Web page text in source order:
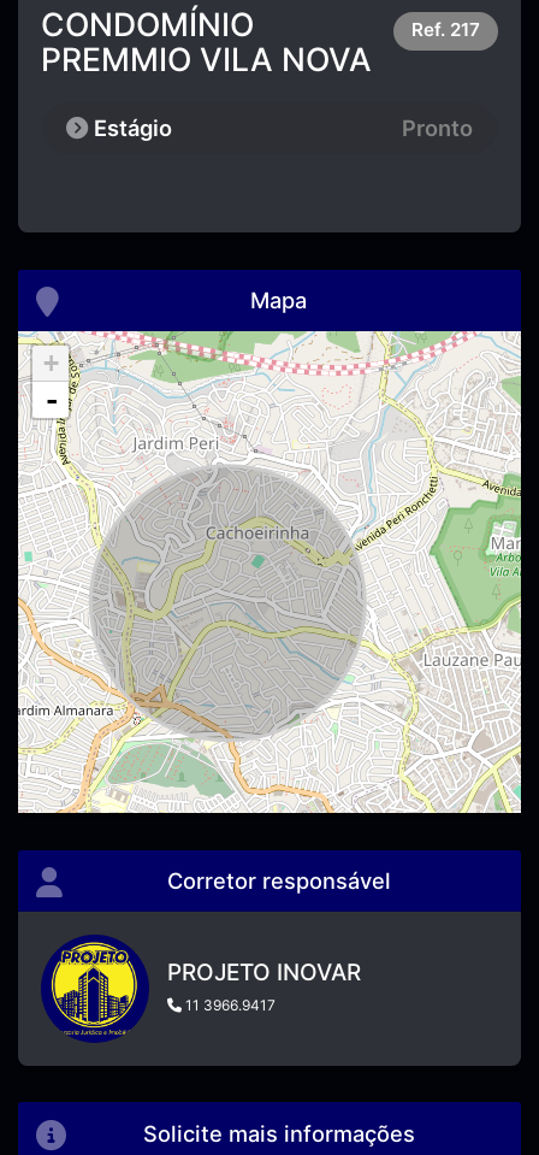
CONDOMÍNIO
PREMMIO VILA NOVA
Ref. 217
Estágio Pronto
Mapa
+
-
Corretor responsável
PROJETO INOVAR
11 3966.9417
Solicite mais informações